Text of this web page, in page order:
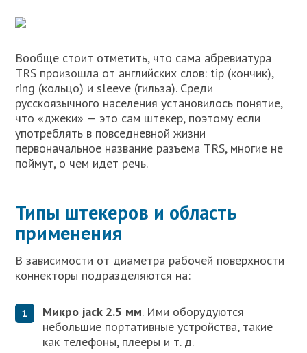
Вообще стоит отметить, что сама абревиатура
TRS произошла от английских слов: tip (кончик),
ring (кольцо) и sleeve (гильза). Среди
русскоязычного населения установилось понятие,
что «джеки» — это сам штекер, поэтому если
употреблять в повседневной жизни
первоначальное название разъема TRS, многие не
поймут, о чем идет речь.
Типы штекеров и область
применения
В зависимости от диаметра рабочей поверхности
коннекторы подразделяются на:
Микро jack 2.5 мм. Ими оборудуются
небольшие портативные устройства, такие
как телефоны, плееры и т. д.